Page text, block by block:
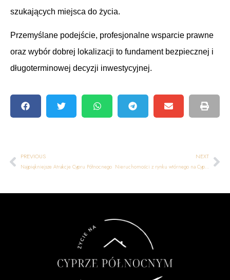
szukających miejsca do życia.
Przemyślane podejście, profesjonalne wsparcie prawne
oraz wybór dobrej lokalizacji to fundament bezpiecznej i
długoterminowej decyzji inwestycyjnej.
PREVIOUS
Najpiękniejsze Atrakcje Cypru Północnego
NEXT
Nieruchomości z rynku wtórnego na Cyprze Północnym: zalety, ryzyka i przewodnik zakupu krok po kroku